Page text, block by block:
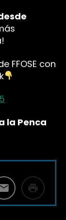
FFOSE con
la Penca